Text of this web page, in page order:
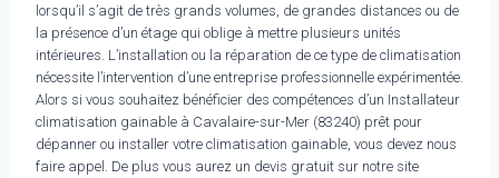
lorsqu’il s’agit de très grands volumes, de grandes distances ou de
la présence d’un étage qui oblige à mettre plusieurs unités
intérieures. L’installation ou la réparation de ce type de climatisation
nécessite l’intervention d’une entreprise professionnelle expérimentée.
Alors si vous souhaitez bénéficier des compétences d’un Installateur
climatisation gainable à Cavalaire-sur-Mer (83240) prêt pour
dépanner ou installer votre climatisation gainable, vous devez nous
faire appel. De plus vous aurez un devis gratuit sur notre site